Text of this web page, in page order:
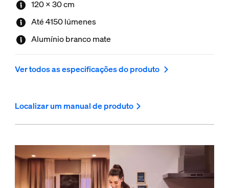
120 x 30 cm
Até 4150 lúmenes
Alumínio branco mate
Ver todos as especificações do produto
Localizar um manual de produto